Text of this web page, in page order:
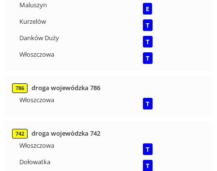
Maluszyn
E
Kurzelów
T
Danków Duży
T
Włoszczowa
T
786
droga wojewódzka 786
Włoszczowa
T
742
droga wojewódzka 742
Włoszczowa
T
Dołowatka
T